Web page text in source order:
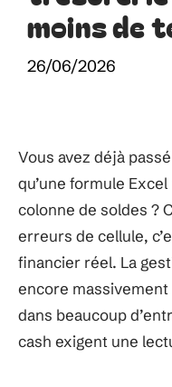
moins de
26/06/2026
Vous avez déjà
qu’une formule
colonne de soldes ?
erreurs de cellule,
financier réel. La
encore
dans beaucoup
cash exigent une